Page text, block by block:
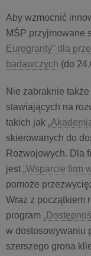
Aby wzmocnić
MŚP przyjmowane
Eurogranty” dla
badawczych (do
Nie zabraknie
stawiających na
takich jak
skierowanych do
Rozwojowych. Dla
jest „Wsparcie firm
pomoże
Wraz z początkiem
program
w dostosowywaniu
szerszego grona